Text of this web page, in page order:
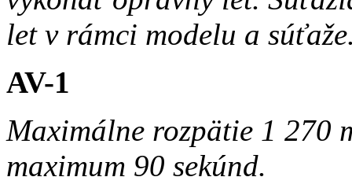
let v rámci modelu a
AV-1
Maximálne rozpätie 1 270
maximum 90 sekúnd.